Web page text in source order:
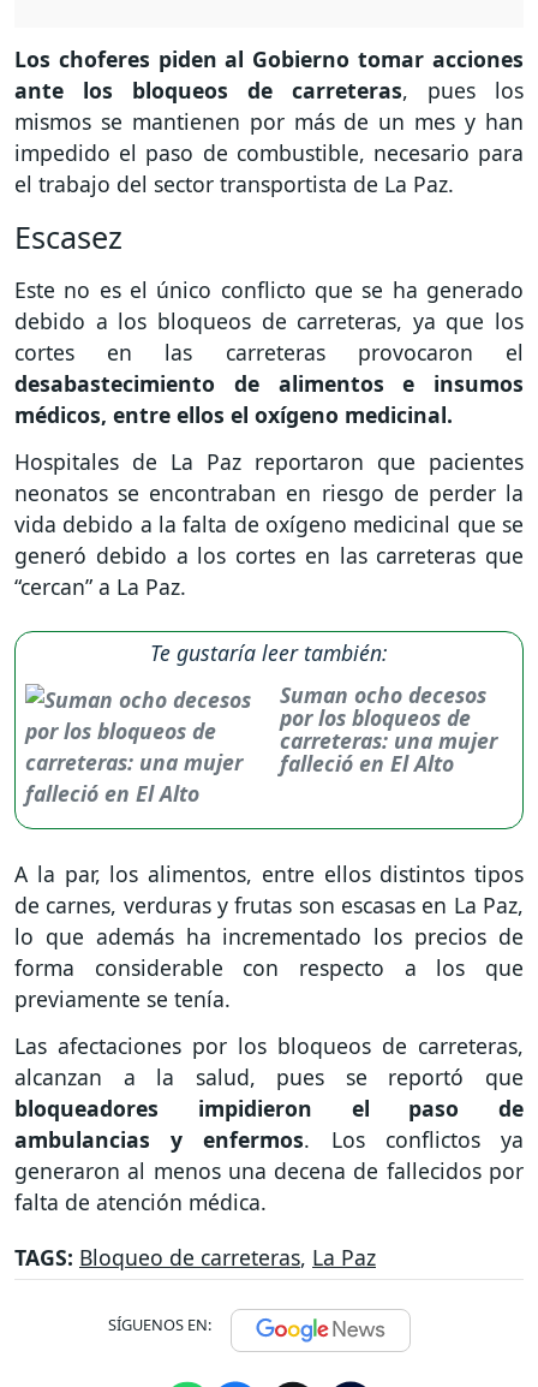
Los choferes piden al Gobierno tomar acciones
ante los bloqueos de carreteras, pues los
mismos se mantienen por más de un mes y han
impedido el paso de combustible, necesario para
el trabajo del sector transportista de La Paz.
Escasez
Este no es el único conflicto que se ha generado
debido a los bloqueos de carreteras, ya que los
cortes en las carreteras provocaron el
desabastecimiento de alimentos e insumos
médicos, entre ellos el oxígeno medicinal.
Hospitales de La Paz reportaron que pacientes
neonatos se encontraban en riesgo de perder la
vida debido a la falta de oxígeno medicinal que se
generó debido a los cortes en las carreteras que
“cercan” a La Paz.
Te gustaría leer también:
Suman ocho decesos
por los bloqueos de
carreteras: una mujer
falleció en El Alto
A la par, los alimentos, entre ellos distintos tipos
de carnes, verduras y frutas son escasas en La Paz,
lo que además ha incrementado los precios de
forma considerable con respecto a los que
previamente se tenía.
Las afectaciones por los bloqueos de carreteras,
alcanzan a la salud, pues se reportó que
bloqueadores impidieron el paso de
ambulancias y enfermos. Los conflictos ya
generaron al menos una decena de fallecidos por
falta de atención médica.
TAGS: Bloqueo de carreteras, La Paz
SÍGUENOS EN: